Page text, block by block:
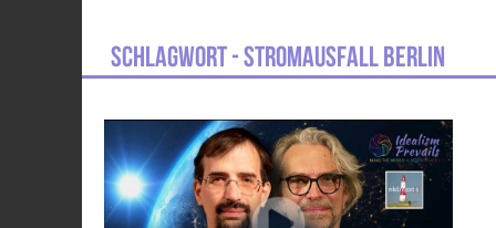
Schlagwort - Stromausfall Berlin